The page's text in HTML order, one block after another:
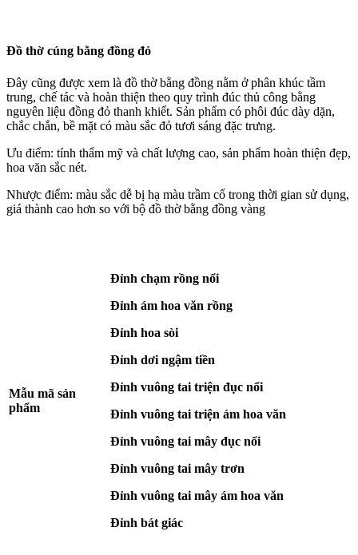
Đồ thờ cúng bằng đồng đỏ
Đây cũng được xem là đồ thờ bằng đồng nằm ở phân khúc tầm
trung, chế tác và hoàn thiện theo quy trình đúc thủ công bằng
nguyên liệu đồng đỏ thanh khiết. Sản phẩm có phôi đúc dày dặn,
chắc chắn, bề mặt có màu sắc đỏ tươi sáng đặc trưng.
Ưu điểm: tính thẩm mỹ và chất lượng cao, sản phẩm hoàn thiện đẹp,
hoa văn sắc nét.
Nhược điểm: màu sắc dễ bị hạ màu trầm cổ trong thời gian sử dụng,
giá thành cao hơn so với bộ đồ thờ bằng đồng vàng
Mẫu mã sản
phẩm
Đỉnh chạm rồng nổi
Đỉnh ám hoa văn rồng
Đỉnh hoa sòi
Đỉnh dơi ngậm tiền
Đỉnh vuông tai triện đục nổi
Đỉnh vuông tai triện ám hoa văn
Đỉnh vuông tai mây đục nổi
Đỉnh vuông tai mây trơn
Đỉnh vuông tai mây ám hoa văn
Đỉnh bát giác